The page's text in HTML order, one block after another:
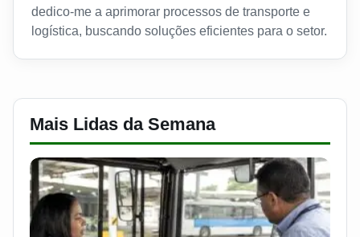
dedico-me a aprimorar processos de transporte e
logística, buscando soluções eficientes para o setor.
Mais Lidas da Semana